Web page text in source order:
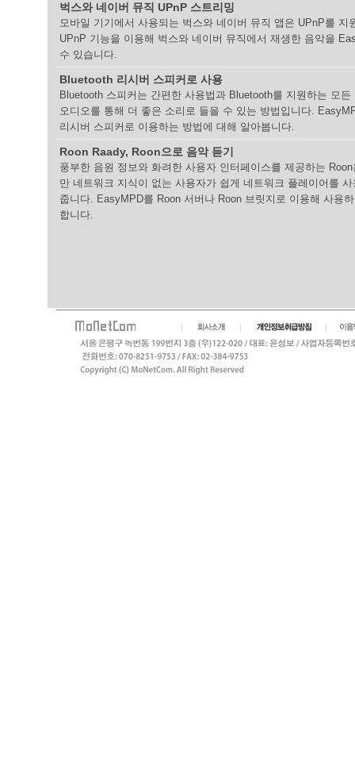
벅스와 네이버 뮤직 UPnP 스트리밍
모바일 기기에서 사용되는 벅스와 네이버 뮤직 앱은 UPnP를 지
UPnP 기능을 이용해 벅스와 네이버 뮤직에서 재생한 음악을
수 있습니다.
Bluetooth 리시버 스피커로 사용
Bluetooth 스피커는 간편한 사용법과 Bluetooth를 지원하는 모든
오디오를 통해 더 좋은 소리로 들을 수 있는 방법입니다.
리시버 스피커로 이용하는 방법에 대해 알아봅니다.
Roon Raady, Roon으로 음악 듣기
풍부한 음원 정보와 화려한 사용자 인터페이스를 제공하는
만 네트워크 지식이 없는 사용자가 쉽게 네트워크 플레이어를
줍니다. EasyMPD를 Roon 서버나 Roon 브릿지로 이용해 사용
합니다.